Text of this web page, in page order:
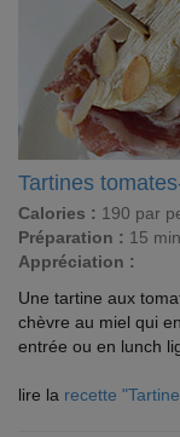
Tartines
Calories : 190 par
Préparation : 15
Appréciation :
Une tartine aux
chèvre au miel qui
entrée ou en lunch
lire la recette